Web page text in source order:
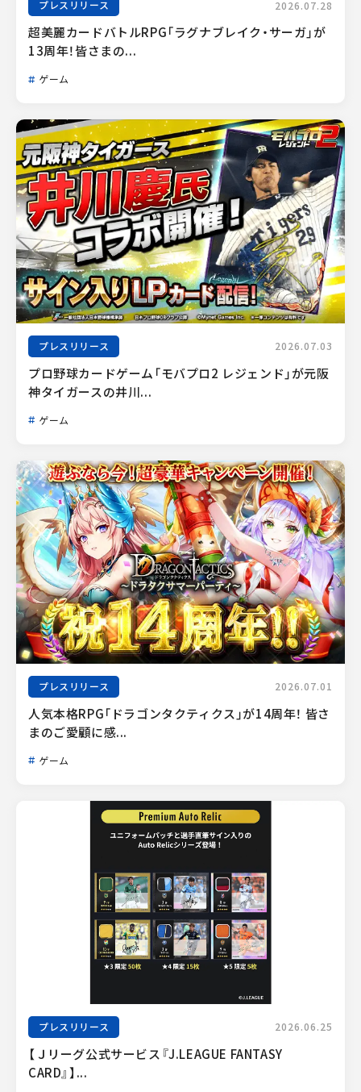
プレスリリース 2026.07.28
超美麗カードバトルRPG「ラグナブレイク・サーガ」が
13周年！皆さまの...
ゲーム
プレスリリース 2026.07.03
プロ野球カードゲーム「モバプロ2 レジェンド」が元阪
神タイガースの井川...
ゲーム
プレスリリース 2026.07.01
人気本格RPG「ドラゴンタクティクス」が14周年！ 皆さ
まのご愛顧に感...
ゲーム
プレスリリース 2026.06.25
【Ｊリーグ公式サービス『J.LEAGUE FANTASY
CARD』】...